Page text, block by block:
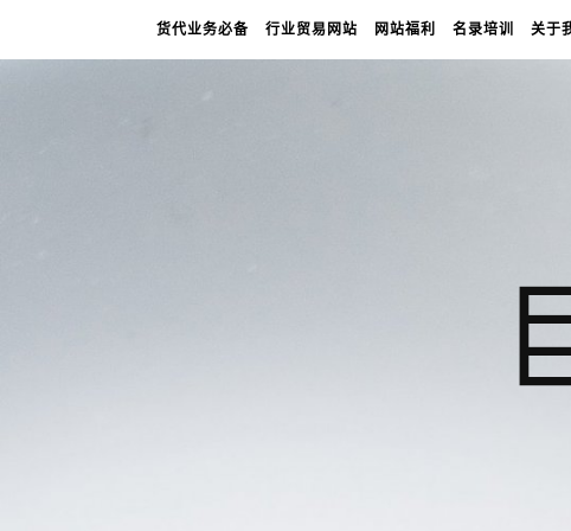
货代业务必备 行业贸易网站 网站福利 名录培训 关于